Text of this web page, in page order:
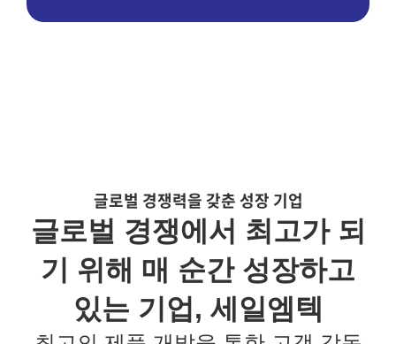
글로벌 경쟁력을 갖춘 성장 기업
글로벌 경쟁에서 최고가 되
기 위해 매 순간 성장하고
있는 기업, 세일엠텍